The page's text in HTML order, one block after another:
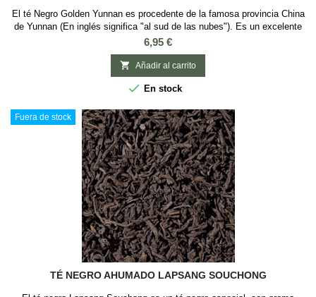
El té Negro Golden Yunnan es procedente de la famosa provincia China
de Yunnan (En inglés significa "al sud de las nubes"). Es un excelente
té chino con notas terrosas agradables. Es un té ideal para tomarlo por
la mañana ya que es un té con mucha cafeína..
Precio
6,95 €
 Añadir al carrito
 En stock
Fuera de stock
TÉ NEGRO AHUMADO LAPSANG SOUCHONG